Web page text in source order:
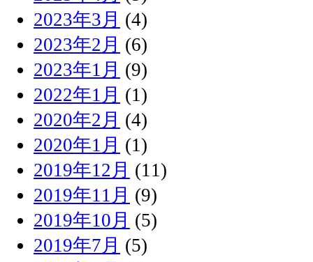
2023年3月 (4)
2023年2月 (6)
2023年1月 (9)
2022年1月 (1)
2020年2月 (4)
2020年1月 (1)
2019年12月 (11)
2019年11月 (9)
2019年10月 (5)
2019年7月 (5)